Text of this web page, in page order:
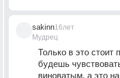
sakinn
Мудрец
16лет
Только в это стоит
будешь
виноватым, а это